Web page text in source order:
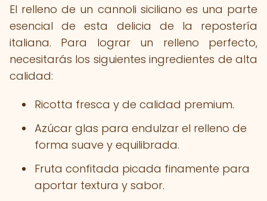
El relleno de un cannoli siciliano es una parte
esencial de esta delicia de la repostería
italiana. Para lograr un relleno perfecto,
necesitarás los siguientes ingredientes de alta
calidad:
Ricotta fresca y de calidad premium.
Azúcar glas para endulzar el relleno de
forma suave y equilibrada.
Fruta confitada picada finamente para
aportar textura y sabor.